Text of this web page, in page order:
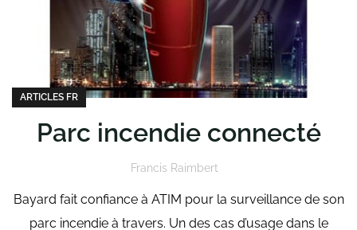
ARTICLES FR
Parc incendie connecté
Francis Raimbert
Bayard fait confiance à ATIM pour la surveillance de son
parc incendie à travers. Un des cas d’usage dans le